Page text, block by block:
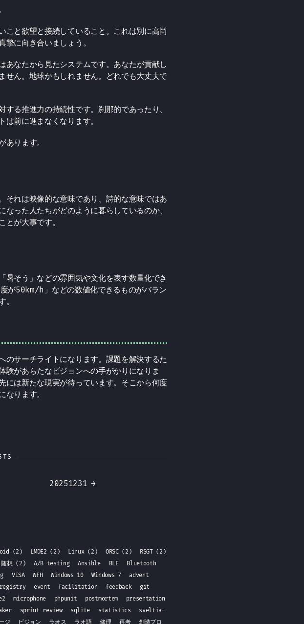
こと欲望と接続していること。これは別に高尚
に向き合いましょう。
あなたから見たシステムです。あなたが貢献し
せん。地球かもしれません。どれでも大丈夫で
る推進力の持続性です。刹那的であったり、
前に進まなくなります。
ります。
それは映像的な意味であり、詩的な意味ではあ
った人たちがどのように暮らしているのか、
が大事です。
暑そう」などの雰囲気や文化を表す数量化でき
が50km/h」などの数値化できるものがバラン
。
のサーチライトになります。課題を解決するた
験があらたなビジョンへの手がかりになりま
には新たな現実が待っています。そこから何度
なります。
20251231 →
(2) LMDE2 (2) Linux (2) ORSC (2) RSGT (2)
随想 (2) A/B testing Ansible BLE
Bluetooth
VISA WFH Windows 10 Windows 7
advent
event facilitation feedback
git
microphone phpunit postmortem
presentation
sprint review sqlite statistics
sveltia-
ジ ビジョン ラオス ラオ語 修理 再考 創造プロ